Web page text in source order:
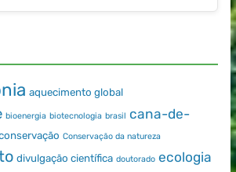
aquecimento global
bioenergia biotecnologia brasil cana-de-
Conservação da natureza
divulgação científica doutorado ecologia